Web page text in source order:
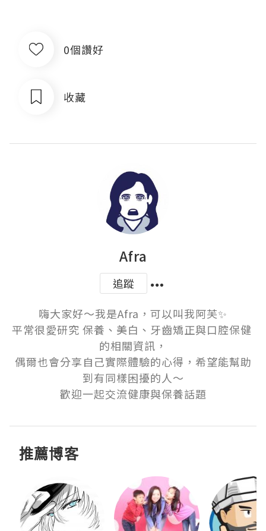
0個讚好
收藏
Afra
追蹤
嗨大家好～我是Afra，可以叫我阿芙✨
平常很愛研究 保養、美白、牙齒矯正與口腔保健
的相關資訊，
偶爾也會分享自己實際體驗的心得，希望能幫助
到有同樣困擾的人～
歡迎一起交流健康與保養話題
推薦博客